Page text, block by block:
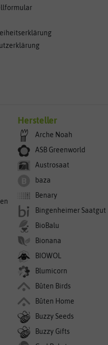
Hersteller
Arche Noah
ASB Greenworld
Austrosaat
baza
Benary
Bingenheimer Saatgut
BioBalu
Bionana
BIOWOL
Blumicorn
Bûten Birds
Bûten Home
Buzzy Seeds
Buzzy Gifts